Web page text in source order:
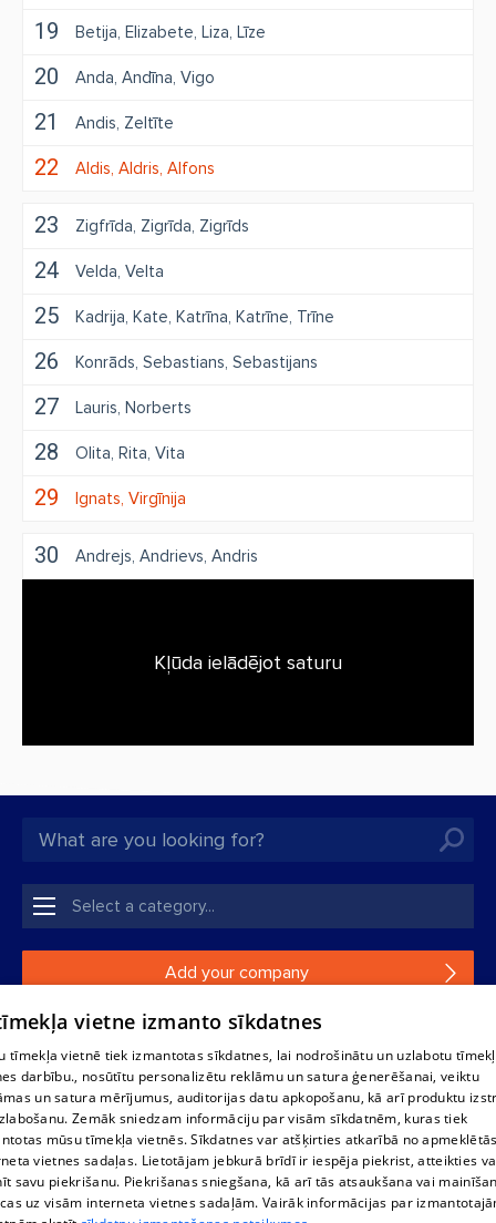
19 Betija Elizabete Liza Līze
20 Anda Andīna Vigo
21 Andis Zeltīte
22 Aldis Aldris Alfons
23 Zigfrīda Zigrīda Zigrīds
24 Velda Velta
25 Kadrija Kate Katrīna Katrīne Trīne
26 Konrāds Sebastians Sebastijans
27 Lauris Norberts
28 Olita Rita Vita
29 Ignats Virgīnija
30 Andrejs Andrievs Andris
Kļūda ielādējot saturu
Add your company
If your company is not in our database, please fill in a
Reproduction, or distribution of 1188 database, its parts or the
information contained in the database, or parts of information in
any form is strictly prohibited. Also automatic download is
prohibited. Reproduction of any material published on the
website 1188 is strictly forbidden without the editorial license of
1188 website.
vietne izmanto sīkdatnes
tīmekļa vietnē tiek izmantotas sīkdatnes, lai nodrošinātu un uzlabotu
darbību., nosūtītu personalizētu reklāmu un satura ģenerēšanai, veiktu
un satura mērījumus, auditorijas datu apkopošanu, kā arī produktu
Zemāk sniedzam informāciju par visām sīkdatnēm, kuras tiek
mūsu tīmekļa vietnēs. Sīkdatnes var atšķirties atkarībā no
vietnes sadaļas. Lietotājam jebkurā brīdī ir iespēja piekrist, atteikties
savu piekrišanu. Piekrišanas sniegšana, kā arī tās atsaukšana vai
uz visām interneta vietnes sadaļām. Vairāk informācijas par